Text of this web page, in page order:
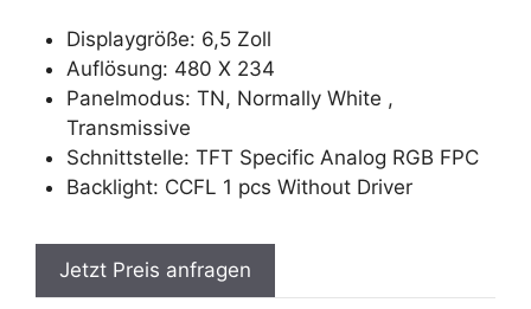
Displaygröße: 6,5 Zoll
Auflösung: 480 X 234
Panelmodus: TN, Normally White ,
Transmissive
Schnittstelle: TFT Specific Analog RGB FPC
Backlight: CCFL 1 pcs Without Driver
Jetzt Preis anfragen